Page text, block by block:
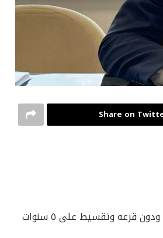
Share on
وتقسيط على ٥ سنوات